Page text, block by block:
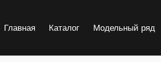
Главная Каталог Модельный ряд